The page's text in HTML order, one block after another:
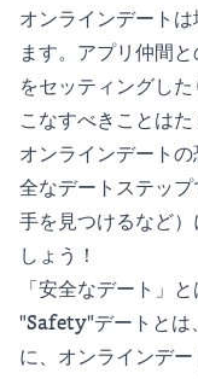
オンラインデート
ます。アプリ仲間
をセッティングし
こなすべきことはた
オンラインデート
全なデートステッ
手を見つけるなど
しょう！
「安全なデート」
"Safety"デートとは
に、オンラインデ